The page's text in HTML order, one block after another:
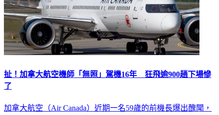
扯！加拿大航空機師「無照」駕機16年 狂飛逾900趟下場慘
了
加拿大航空（Air Canada）近期一名59歲的前機長爆出醜聞，